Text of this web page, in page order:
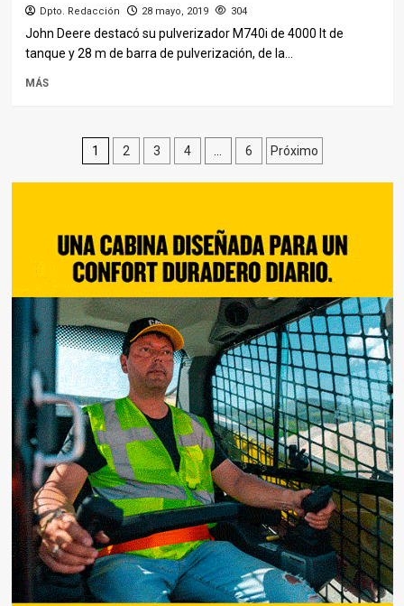
Dpto. Redacción 28 mayo, 2019 304
John Deere destacó su pulverizador M740i de 4000 lt de
tanque y 28 m de barra de pulverización, de la...
MÁS
Paginación
de
1 2 3 4 … 6 Próximo